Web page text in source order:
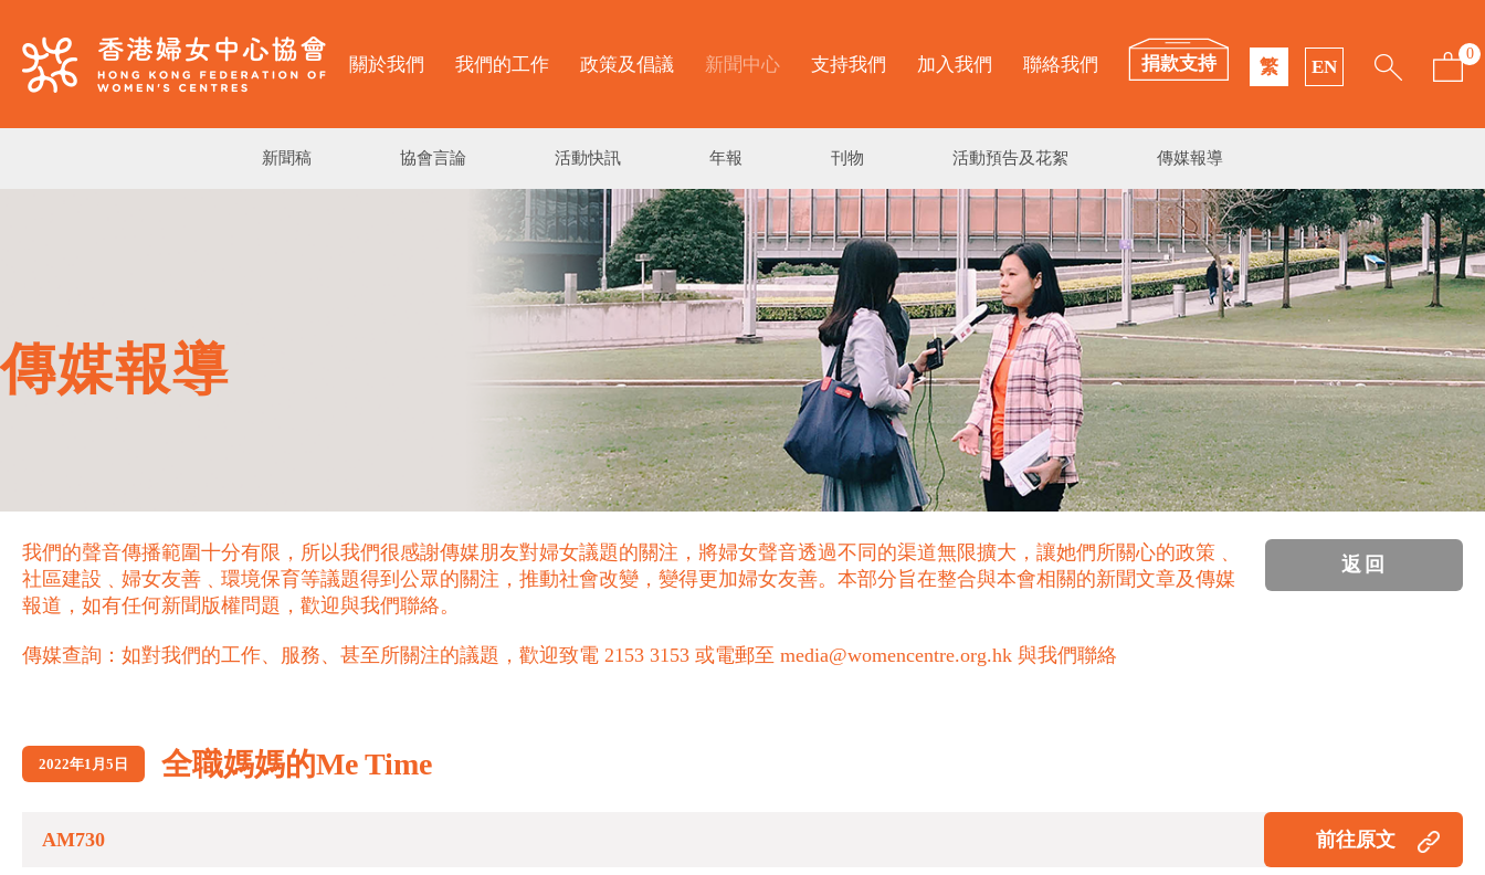
關於我們 我們的工作 政策及倡議 新聞中心 支持我們 加入我們 聯絡我們 捐款支持 繁 EN
0
新聞稿 協會言論 活動快訊 年報 刊物 活動預告及花絮 傳媒報導
傳媒報導
我們的聲音傳播範圍十分有限，所以我們很感謝傳媒朋友對婦女議題的關注，將婦女聲音透過不同的渠道無限擴大，讓她們所關心的政策﹑
社區建設﹑婦女友善﹑環境保育等議題得到公眾的關注，推動社會改變，變得更加婦女友善。本部分旨在整合與本會相關的新聞文章及傳媒
報道，如有任何新聞版權問題，歡迎與我們聯絡。
傳媒查詢：如對我們的工作、服務、甚至所關注的議題，歡迎致電 2153 3153 或電郵至 media@womencentre.org.hk 與我們聯絡
返回
2022年1月5日 全職媽媽的Me Time
AM730 前往原文